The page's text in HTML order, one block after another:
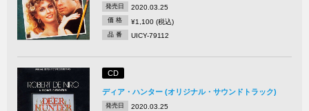
発売日 2020.03.25
価 格 ¥1,100 (税込)
品 番 UICY-79112
CD
ディア・ハンター (オリジナル・サウンドトラック)
発売日 2020.03.25